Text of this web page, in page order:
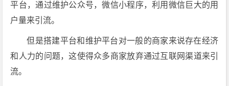
平台，通过维护公众号，微信小程序，利用微信巨大的用
户量来引流。
但是搭建平台和维护平台对一般的商家来说存在经济
和人力的问题，这使得众多商家放弃通过互联网渠道来引
流。